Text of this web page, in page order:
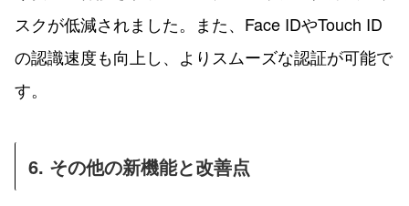
スクが低減されました。また、Face IDやTouch ID
の認識速度も向上し、よりスムーズな認証が可能で
す。
6. その他の新機能と改善点